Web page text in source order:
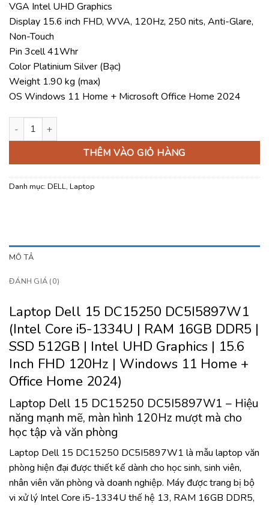
VGA Intel UHD Graphics
Display 15.6 inch FHD, WVA, 120Hz, 250 nits, Anti-Glare,
Non-Touch
Pin 3cell 41Whr
Color Platinium Silver (Bạc)
Weight 1.90 kg (max)
OS Windows 11 Home + Microsoft Office Home 2024
Laptop Dell 15 DC15250 DC5I5897W1 (Core i5-1334U | 16GB |
THÊM VÀO GIỎ HÀNG
Danh mục: DELL, Laptop
MÔ TẢ
ĐÁNH GIÁ (0)
Laptop Dell 15 DC15250 DC5I5897W1
(Intel Core i5-1334U | RAM 16GB DDR5 |
SSD 512GB | Intel UHD Graphics | 15.6
Inch FHD 120Hz | Windows 11 Home +
Office Home 2024)
Laptop Dell 15 DC15250 DC5I5897W1 – Hiệu
năng mạnh mẽ, màn hình 120Hz mượt mà cho
học tập và văn phòng
Laptop Dell 15 DC15250 DC5I5897W1 là mẫu laptop văn
phòng hiện đại được thiết kế dành cho học sinh, sinh viên,
nhân viên văn phòng và doanh nghiệp. Máy được trang bị bộ
vi xử lý Intel Core i5-1334U thế hệ 13, RAM 16GB DDR5,